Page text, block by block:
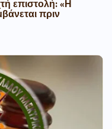
επιστολή: «Η
πριν